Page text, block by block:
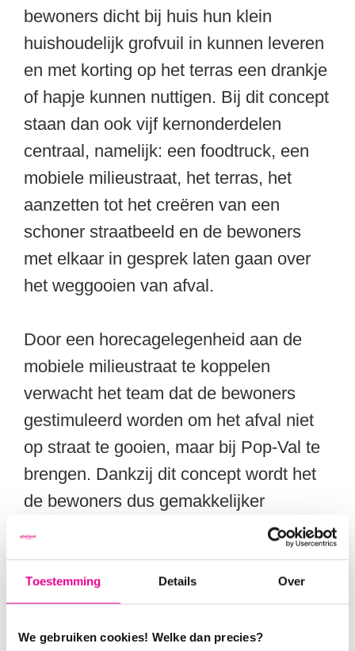
Toestemming Details Over
We gebruiken cookies! Welke dan precies?
bewoners dicht bij huis hun klein
huishoudelijk grofvuil in kunnen leveren
en met korting op het terras een drankje
of hapje kunnen nuttigen. Bij dit concept
staan dan ook vijf kernonderdelen
centraal, namelijk: een foodtruck, een
mobiele milieustraat, het terras, het
aanzetten tot het creëren van een
schoner straatbeeld en de bewoners
met elkaar in gesprek laten gaan over
het weggooien van afval.
Door een horecagelegenheid aan de
mobiele milieustraat te koppelen
verwacht het team dat de bewoners
gestimuleerd worden om het afval niet
op straat te gooien, maar bij Pop-Val te
brengen. Dankzij dit concept wordt het
de bewoners dus gemakkelijker
gemaakt om dicht bij huis huishoudelijk
grofvuil weg te gooien en hebben de
bewoners tegelijkertijd de kans om
elkaar beter te leren kennen.